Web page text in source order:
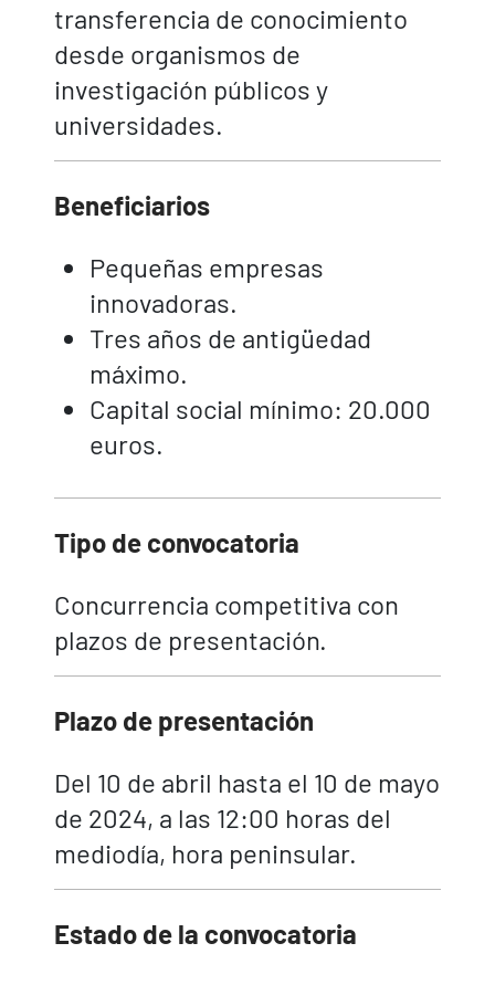
transferencia de conocimiento
desde organismos de
investigación públicos y
universidades.
Beneficiarios
Pequeñas empresas
innovadoras.
Tres años de antigüedad
máximo.
Capital social mínimo: 20.000
euros.
Tipo de convocatoria
Concurrencia competitiva con
plazos de presentación.
Plazo de presentación
Del 10 de abril hasta el 10 de mayo
de 2024, a las 12:00 horas del
mediodía, hora peninsular.
Estado de la convocatoria